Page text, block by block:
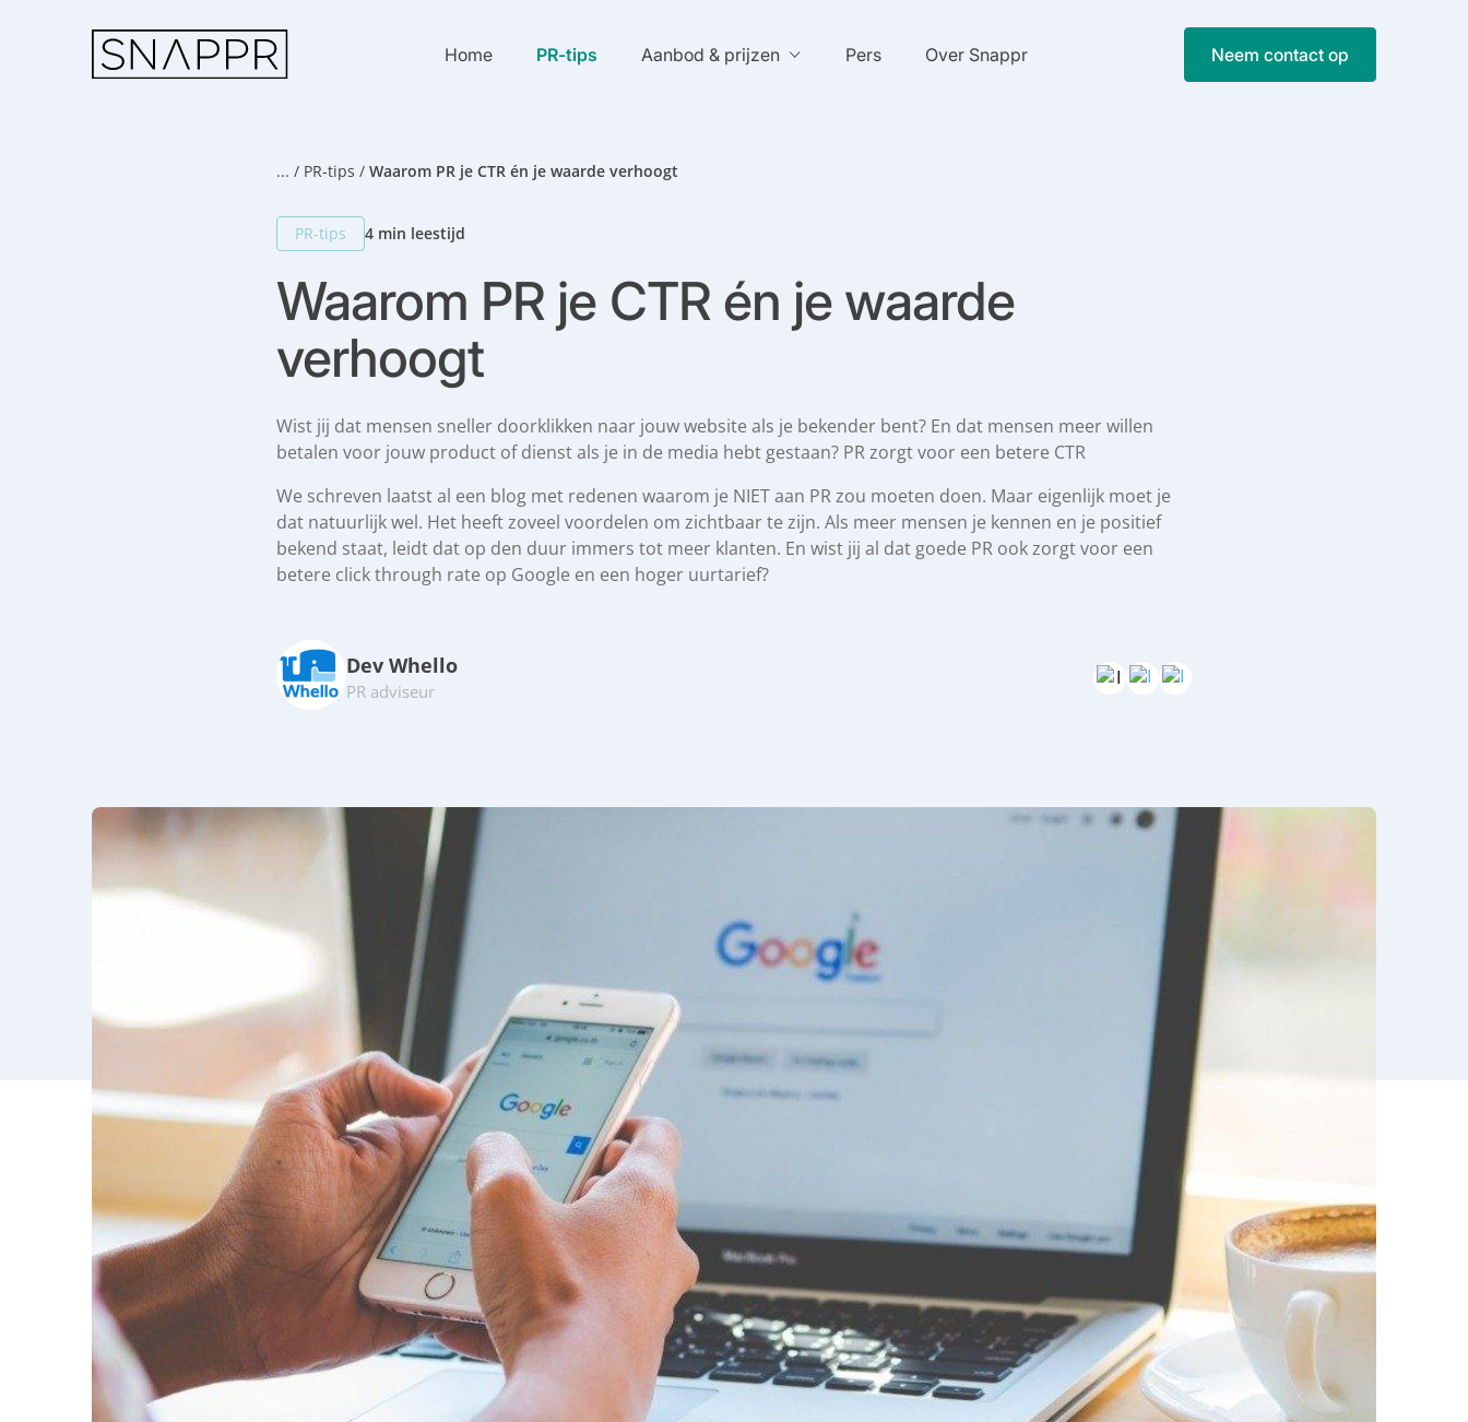
Home PR-tips Aanbod & prijzen Pers Over Snappr Neem contact op
... / PR-tips / Waarom PR je CTR én je waarde verhoogt
PR-tips 4 min leestijd
Waarom PR je CTR én je waarde
verhoogt
Wist jij dat mensen sneller doorklikken naar jouw website als je bekender bent? En dat mensen meer willen
betalen voor jouw product of dienst als je in de media hebt gestaan? PR zorgt voor een betere CTR
We schreven laatst al een blog met redenen waarom je NIET aan PR zou moeten doen. Maar eigenlijk moet je
dat natuurlijk wel. Het heeft zoveel voordelen om zichtbaar te zijn. Als meer mensen je kennen en je positief
bekend staat, leidt dat op den duur immers tot meer klanten. En wist jij al dat goede PR ook zorgt voor een
betere click through rate op Google en een hoger uurtarief?
Dev Whello
PR adviseur